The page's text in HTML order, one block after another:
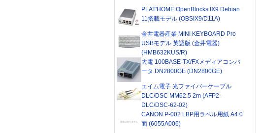
PLAT'HOME OpenBlocks IX9 Debian
11搭載モデル (OBSIX9/D11A)
金井電器産業 MINI KEYBOARD Pro
USBモデル 英語版 (金井電器)
(HMB632KUS/R)
大電 100BASE-TX/FXメディアコンバ
ータ DN2800GE (DN2800GE)
エイム電子 光ファイバーケーブル
DLC/DSC MM62.5 2m (AFP2-
DLC/DSC-62-02)
CANON P-002 LBP用ラベル用紙 A4 0
面 (6055A006)